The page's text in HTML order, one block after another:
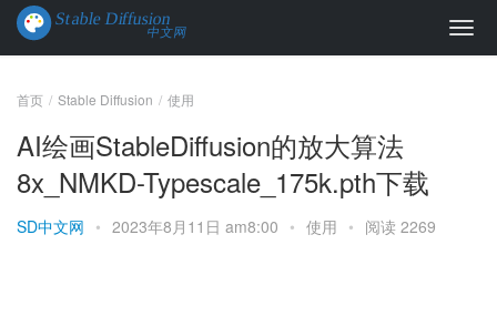
首页 Stable Diffusion 使用
AI绘画StableDiffusion的放大算法
8x_NMKD-Typescale_175k.pth下载
SD中文网 • 2023年8月11日 am8:00 • 使用 • 阅读 2269